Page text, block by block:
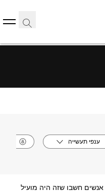
ענפי תעשייה